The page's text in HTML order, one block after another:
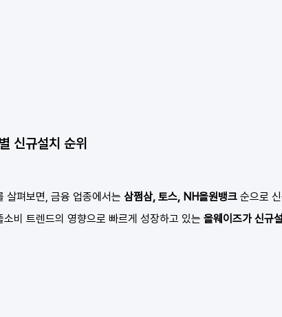
신규설치 순위
살펴보면, 금융 업종에서는 삼쩜삼, 토스, NH올원뱅크 순으로
소비 트렌드의 영향으로 빠르게 성장하고 있는 올웨이즈가 신규